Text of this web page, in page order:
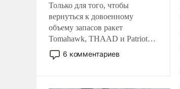
Только для того, чтобы
вернуться к довоенному
объему запасов ракет
Tomahawk, THAAD и Patriot
США потребуется более трех
лет. Даже небольшая война с
6 комментариев